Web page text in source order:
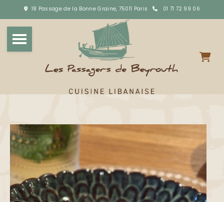
 18 Passage de la Bonne Graine, 75011 Paris 01 71 72 99 06